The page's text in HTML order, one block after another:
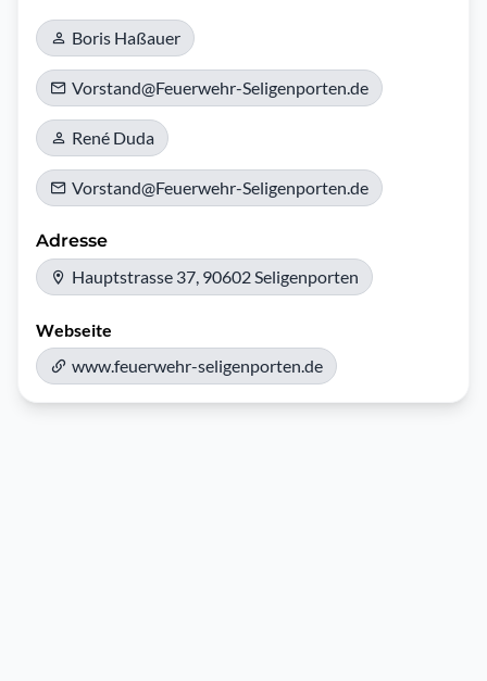
Boris Haßauer
Vorstand@Feuerwehr-Seligenporten.de
René Duda
Vorstand@Feuerwehr-Seligenporten.de
Adresse
Hauptstrasse 37, 90602 Seligenporten
Webseite
www.feuerwehr-seligenporten.de